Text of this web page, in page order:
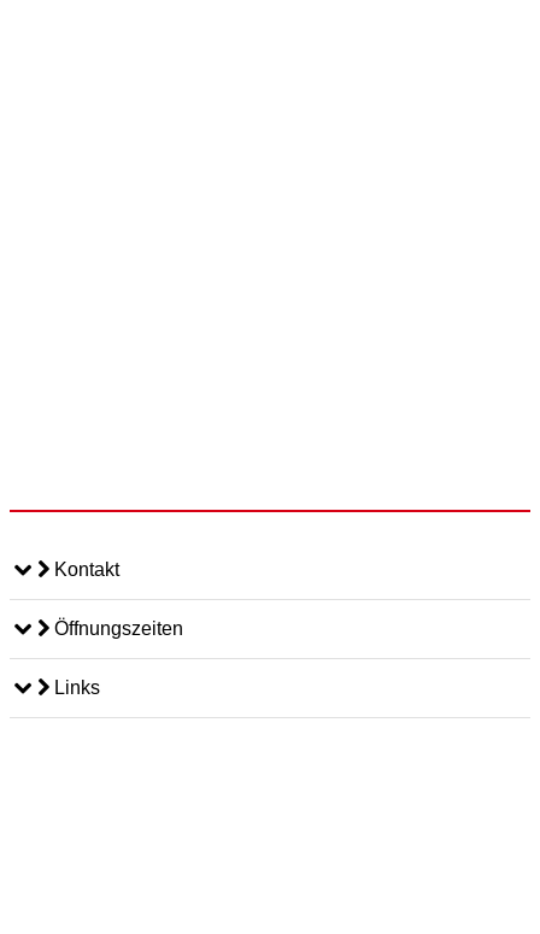
Kontakt
Öffnungszeiten
Links